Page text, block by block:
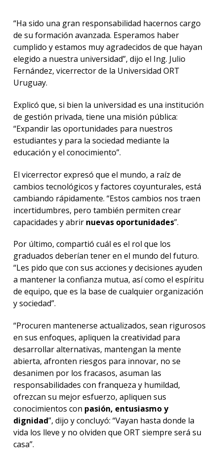
“Ha sido una gran responsabilidad hacernos cargo
de su formación avanzada. Esperamos haber
cumplido y estamos muy agradecidos de que hayan
elegido a nuestra universidad”, dijo el Ing. Julio
Fernández, vicerrector de la Universidad ORT
Uruguay.
Explicó que, si bien la universidad es una institución
de gestión privada, tiene una misión pública:
“Expandir las oportunidades para nuestros
estudiantes y para la sociedad mediante la
educación y el conocimiento”.
El vicerrector expresó que el mundo, a raíz de
cambios tecnológicos y factores coyunturales, está
cambiando rápidamente. “Estos cambios nos traen
incertidumbres, pero también permiten crear
capacidades y abrir nuevas oportunidades”.
Por último, compartió cuál es el rol que los
graduados deberían tener en el mundo del futuro.
“Les pido que con sus acciones y decisiones ayuden
a mantener la confianza mutua, así como el espíritu
de equipo, que es la base de cualquier organización
y sociedad”.
“Procuren mantenerse actualizados, sean rigurosos
en sus enfoques, apliquen la creatividad para
desarrollar alternativas, mantengan la mente
abierta, afronten riesgos para innovar, no se
desanimen por los fracasos, asuman las
responsabilidades con franqueza y humildad,
ofrezcan su mejor esfuerzo, apliquen sus
conocimientos con pasión, entusiasmo y
dignidad”, dijo y concluyó: “Vayan hasta donde la
vida los lleve y no olviden que ORT siempre será su
casa”.